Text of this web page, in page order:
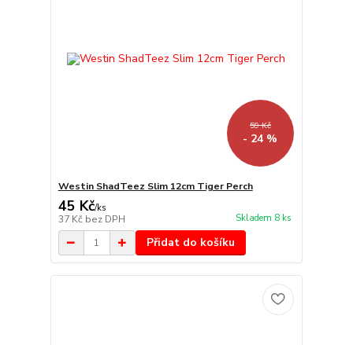
59 Kč
- 24 %
Westin ShadTeez Slim 12cm Tiger Perch
45 Kč/ks
37 Kč bez DPH Skladem 8 ks
Přidat do košíku